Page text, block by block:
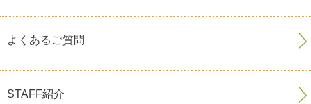
よくあるご質問
STAFF紹介